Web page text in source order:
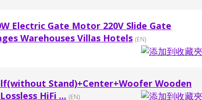
Electric Gate Motor 220V Slide Gate
Warehouses Villas Hotels (EN)
Stand)+Center+Woofer Wooden
HiFi ... (EN)